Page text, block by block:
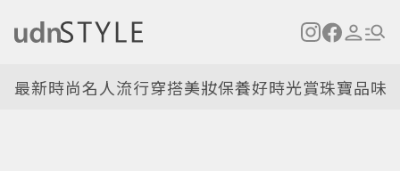
最新時尚名人流行穿搭美妝保養好時光賞珠寶品味